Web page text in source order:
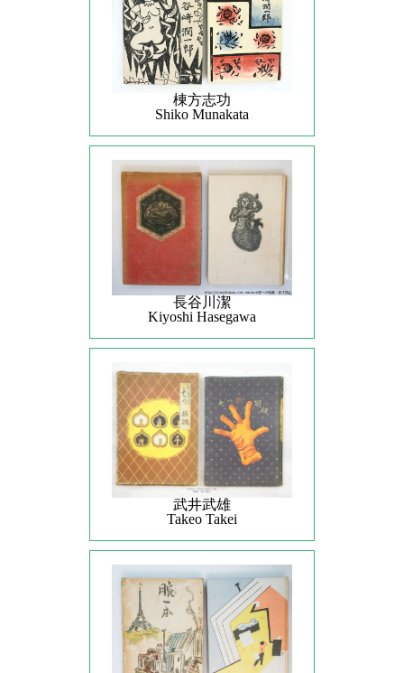
棟方志功
Shiko Munakata
長谷川潔
Kiyoshi Hasegawa
武井武雄
Takeo Takei